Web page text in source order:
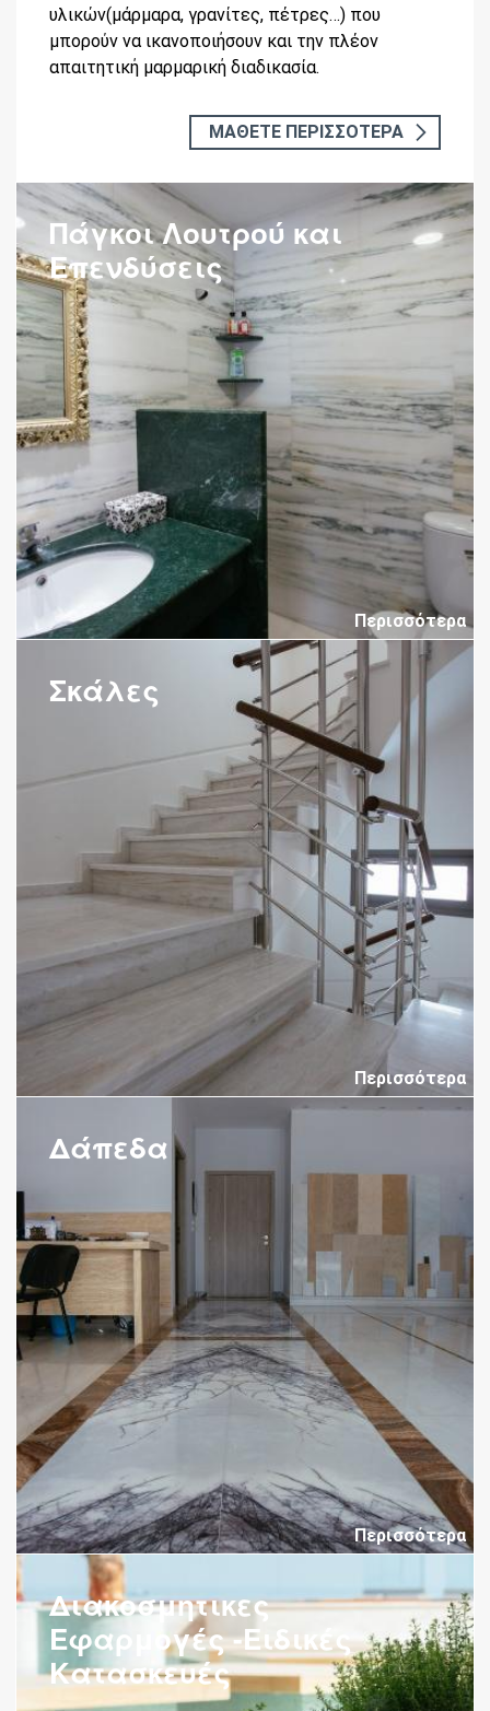
υλικών(μάρμαρα, γρανίτες, πέτρες…) που
μπορούν να ικανοποιήσουν και την πλέον
απαιτητική μαρμαρική διαδικασία.
ΜΑΘΕΤΕ ΠΕΡΙΣΣΟΤΕΡΑ
Πάγκοι Λουτρού και
Επενδύσεις
Περισσότερα
Σκάλες
Περισσότερα
Δάπεδα
Περισσότερα
Διακοσμητικες
Εφαρμογές -Ειδικές
Κατασκευές